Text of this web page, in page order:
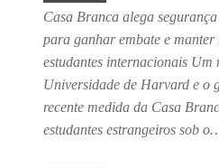
Casa Branca alega
para ganhar embate e
estudantes internacionais
Universidade de Harvard e o
recente medida da Casa
estudantes estrangeiros sob